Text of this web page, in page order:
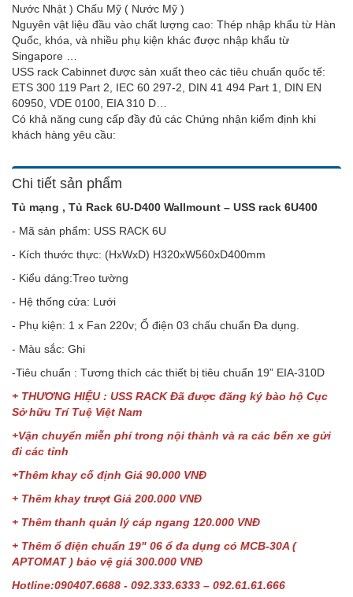
Nước Nhật ) Chấu Mỹ ( Nước Mỹ )
Nguyên vật liệu đầu vào chất lượng cao: Thép nhập khẩu từ Hàn
Quốc, khóa, và nhiều phụ kiện khác được nhập khẩu từ
Singapore …
USS rack Cabinnet được sản xuất theo các tiêu chuẩn quốc tế:
ETS 300 119 Part 2, IEC 60 297-2, DIN 41 494 Part 1, DIN EN
60950, VDE 0100, EIA 310 D…
Có khả năng cung cấp đầy đủ các Chứng nhận kiểm định khi
khách hàng yêu cầu:
Chi tiết sản phẩm
Tủ mạng , Tủ Rack 6U-D400 Wallmount – USS rack 6U400
- Mã sản phẩm: USS RACK 6U
- Kích thước thực: (HxWxD) H320xW560xD400mm
- Kiểu dáng:Treo tường
- Hệ thống cửa: Lưới
- Phụ kiện: 1 x Fan 220v; Ổ điện 03 chấu chuẩn Đa dụng.
- Màu sắc: Ghi
-Tiêu chuẩn : Tương thích các thiết bị tiêu chuẩn 19” EIA-310D
+ THƯƠNG HIỆU : USS RACK Đã được đăng ký bào hộ Cục
Sở hữu Trí Tuệ Việt Nam
+Vận chuyển miễn phí trong nội thành và ra các bến xe gửi
đi các tỉnh
+Thêm khay cố định Giá 90.000 VNĐ
+ Thêm khay trượt Giá 200.000 VNĐ
+ Thêm thanh quản lý cáp ngang 120.000 VNĐ
+ Thêm ổ điện chuẩn 19" 06 ổ đa dụng có MCB-30A (
APTOMAT ) bảo vệ giá 300.000 VNĐ
Hotline:090407.6688 - 092.333.6333 – 092.61.61.666